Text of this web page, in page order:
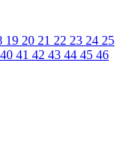
19 20 21 22 23 24 25
40 41 42 43 44 45 46